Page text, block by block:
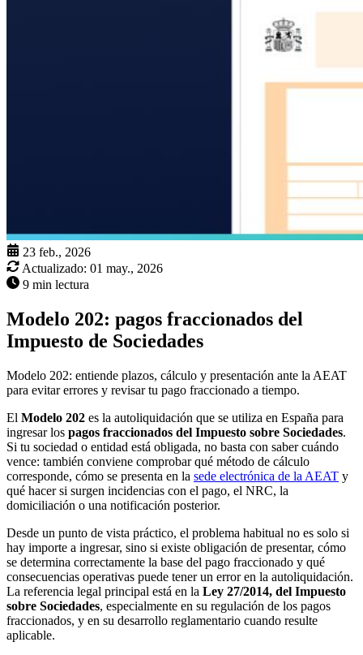
23 feb., 2026
Actualizado: 01 may., 2026
9 min lectura
Modelo 202: pagos fraccionados del
Impuesto de Sociedades
Modelo 202: entiende plazos, cálculo y presentación ante la AEAT
para evitar errores y revisar tu pago fraccionado a tiempo.
El Modelo 202 es la autoliquidación que se utiliza en España para
ingresar los pagos fraccionados del Impuesto sobre Sociedades.
Si tu sociedad o entidad está obligada, no basta con saber cuándo
vence: también conviene comprobar qué método de cálculo
corresponde, cómo se presenta en la sede electrónica de la AEAT y
qué hacer si surgen incidencias con el pago, el NRC, la
domiciliación o una notificación posterior.
Desde un punto de vista práctico, el problema habitual no es solo si
hay importe a ingresar, sino si existe obligación de presentar, cómo
se determina correctamente la base del pago fraccionado y qué
consecuencias operativas puede tener un error en la autoliquidación.
La referencia legal principal está en la Ley 27/2014, del Impuesto
sobre Sociedades, especialmente en su regulación de los pagos
fraccionados, y en su desarrollo reglamentario cuando resulte
aplicable.